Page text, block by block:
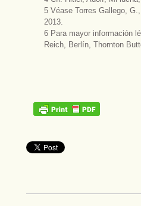
5 Véase Torres Gallego,
2013.
6 Para mayor información
Reich, Berlín, Thornton